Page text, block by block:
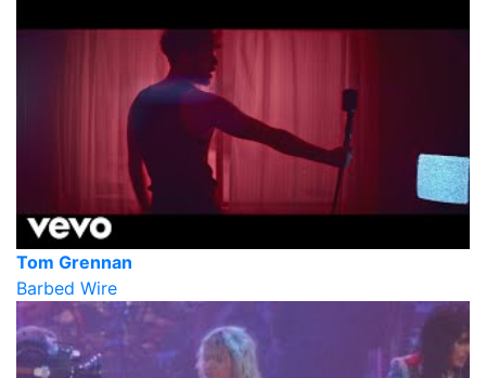
Tom Grennan
Barbed Wire